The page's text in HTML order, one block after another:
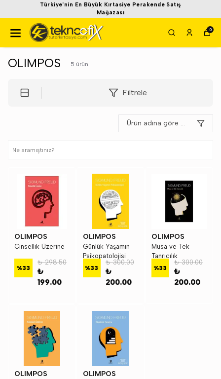
Türkiye'nin En Büyük Kırtasiye Perakende Satış
Mağazası
0
OLIMPOS 5 ürün
Filtrele
Ürün adına göre A-Z
OLIMPOS
Cinsellik Üzerine
%33
₺ 298.50
₺
199.00
OLIMPOS
Günlük Yaşamın
Psikopatolojisi
%33
₺ 300.00
₺
200.00
OLIMPOS
Musa ve Tek
Tanrıcılık
%33
₺ 300.00
₺
200.00
OLIMPOS OLIMPOS